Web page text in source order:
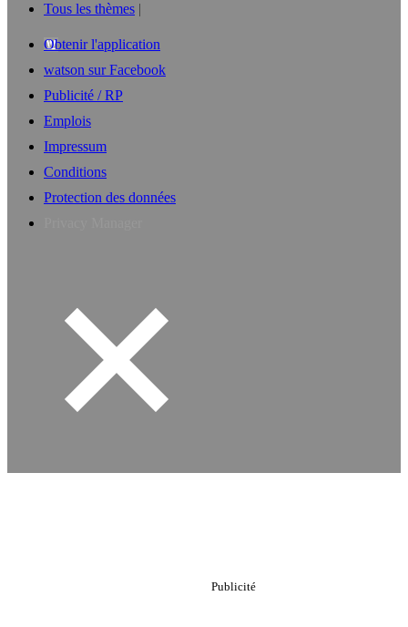
Tous les thèmes
Obtenir l'application
watson sur Facebook
Publicité / RP
Emplois
Impressum
Conditions
Protection des données